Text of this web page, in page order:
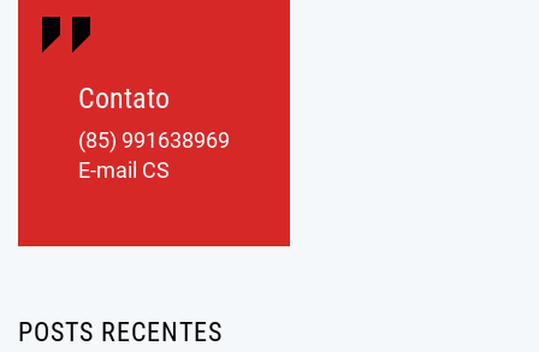
Contato
(85) 991638969
E-mail CS
POSTS RECENTES